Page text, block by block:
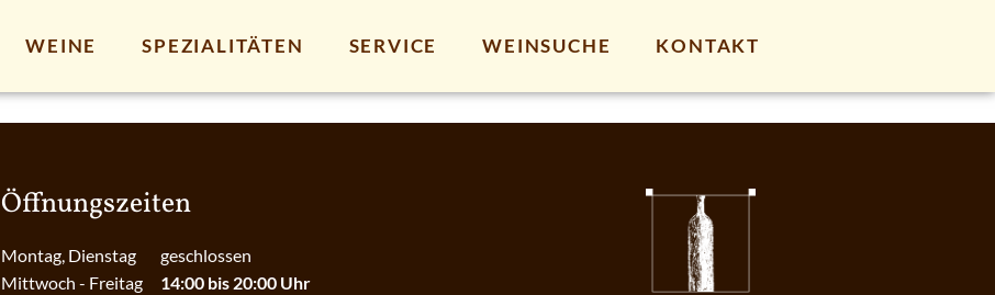
WEINE SPEZIALITÄTEN SERVICE WEINSUCHE KONTAKT
Öffnungszeiten
Montag, Dienstag
Mittwoch - Freitag
geschlossen
14:00 bis 20:00 Uhr